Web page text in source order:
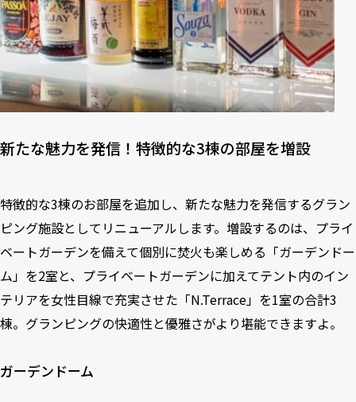
新たな魅力を発信！特徴的な3棟の部屋を増設
特徴的な3棟のお部屋を追加し、新たな魅力を発信するグラン
ピング施設としてリニューアルします。増設するのは、プライ
ベートガーデンを備えて個別に焚火も楽しめる「ガーデンドー
ム」を2室と、プライベートガーデンに加えてテント内のイン
テリアを女性目線で充実させた「N.Terrace」を1室の合計3
棟。グランピングの快適性と優雅さがより堪能できますよ。
ガーデンドーム